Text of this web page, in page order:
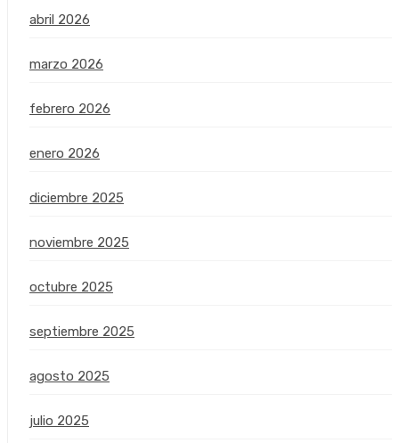
abril 2026
marzo 2026
febrero 2026
enero 2026
diciembre 2025
noviembre 2025
octubre 2025
septiembre 2025
agosto 2025
julio 2025